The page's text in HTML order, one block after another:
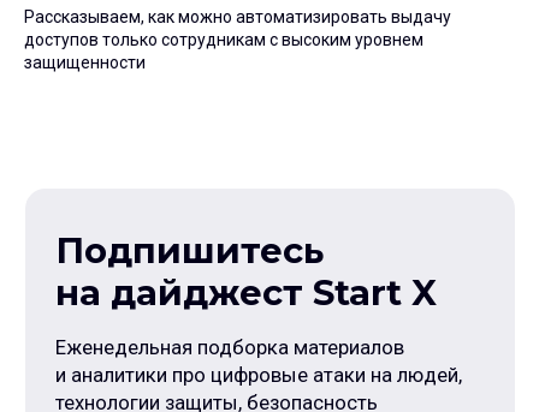
Рассказываем, как можно автоматизировать выдачу
доступов только сотрудникам с высоким уровнем
защищенностиПодписаться